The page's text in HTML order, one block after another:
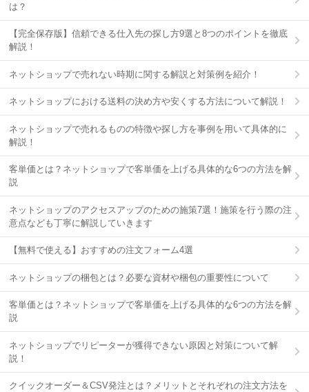
は？
【完全保存版】信頼できる仕入先の探し方9選と8つのポイントを徹底
解説！
ネットショップで売れない時期に関する解説と対策例を紹介！
ネットショップにおける送料の決め方や安くする方法について解説！
ネットショップで売れるものの特徴や探し方を事例を用いて具体的に
解説！
客単価とは？ネットショップで客単価を上げる具体的な6つの方法を解
説
ネットショップのアクセスアップのための施策7選！施策を行う際の注
意点なども丁寧に解説していきます
【無料で使える】おすすめの注文フォーム4選
ネットショップの梱包とは？必要な資材や梱包の重要性について
客単価とは？ネットショップで客単価を上げる具体的な6つの方法を解
説
ネットショップでリピーターが獲得できない原因と対策について解
説！
クイックオーダー＆CSV発注とは？メリットとそれぞれの注文方法を